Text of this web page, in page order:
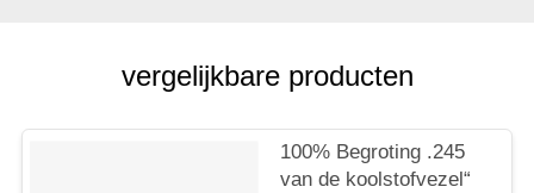
vergelijkbare producten
100% Begroting .245
van de koolstofvezel“